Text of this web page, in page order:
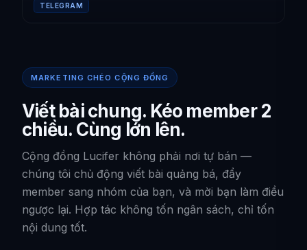
TELEGRAM
MARKETING CHÉO CỘNG ĐỒNG
Viết bài chung. Kéo member 2
chiều. Cùng lớn lên.
Cộng đồng Lucifer không phải nơi tự bán —
chúng tôi chủ động viết bài quảng bá, đẩy
member sang nhóm của bạn, và mời bạn làm điều
ngược lại. Hợp tác không tốn ngân sách, chỉ tốn
nội dung tốt.